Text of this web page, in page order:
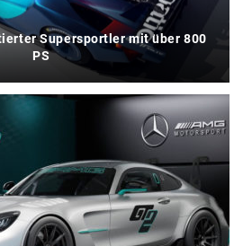
Supersportler mit über 800
PS